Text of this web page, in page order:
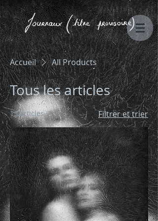
Accueil All Products
Tous les articles
13 articles Filtrer et trier